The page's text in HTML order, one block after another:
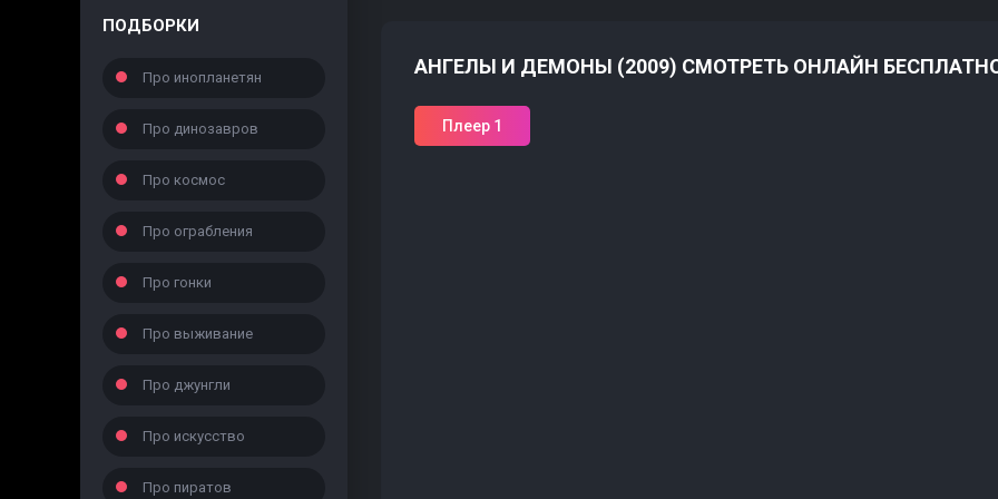
ПОДБОРКИ
Про инопланетян
Про динозавров
Про космос
Про ограбления
Про гонки
Про выживание
Про джунгли
Про искусство
Про пиратов
АНГЕЛЫ И ДЕМОНЫ (2009) СМОТРЕТЬ ОНЛАЙН
Плеер 1